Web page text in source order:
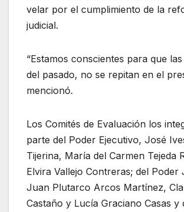
velar por el cumplimiento de la
judicial.
“Estamos conscientes para que
del pasado, no se repitan en el
mencionó.
Los Comités de Evaluación los
parte del Poder Ejecutivo, José
Tijerina, María del Carmen Tejeda
Elvira Vallejo Contreras; del Poder
Juan Plutarco Arcos Martínez,
Castaño y Lucía Graciano Casas y